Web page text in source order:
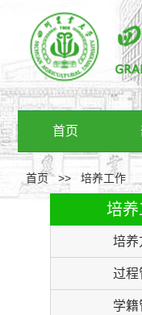
首页
首页>> 培养工作
培
培养
过程
学籍